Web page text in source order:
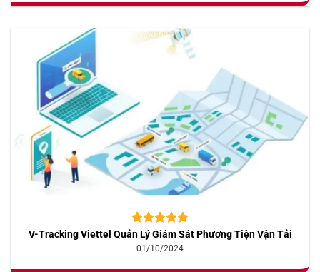
5.00trên 5
dựa trên
10
V-Tracking Viettel Quản Lý Giám Sát Phương Tiện Vận Tải
01/10/2024